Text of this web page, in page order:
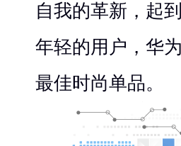
自我的革新，起
年轻的用户，华
最佳时尚单品。